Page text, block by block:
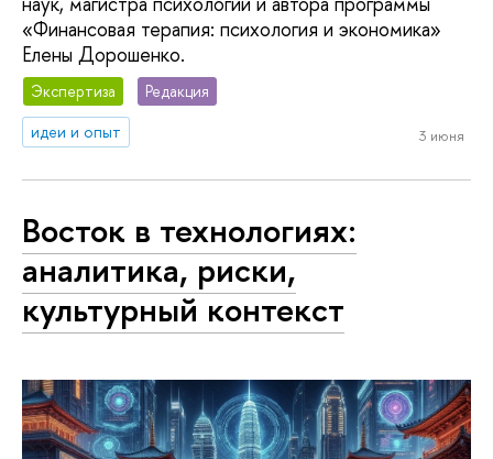
«Финансовая терапия: психология и экономика»
Елены Дорошенко.
Экспертиза
Редакция
идеи и опыт
3 июня
Восток в технологиях:
аналитика, риски,
культурный контекст